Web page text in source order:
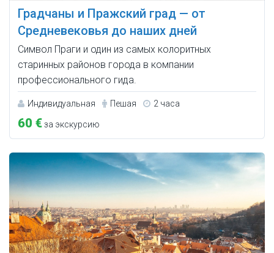
Градчаны и Пражский град — от
Средневековья до наших дней
Символ Праги и один из самых колоритных
старинных районов города в компании
профессионального гида.
Индивидуальная Пешая 2 часа
60 €за экскурсию